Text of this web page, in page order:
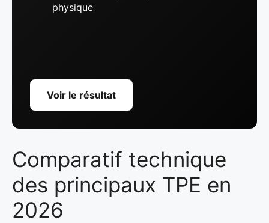
physique
Voir le résultat
Comparatif technique
des principaux TPE en
2026